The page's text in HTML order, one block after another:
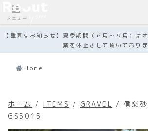
【重要なお知らせ】夏季期間（６月～９月）は
業を休止させて頂いており
Home
ホーム / ITEMS / GRAVEL / 信楽
GS5015
メニュー